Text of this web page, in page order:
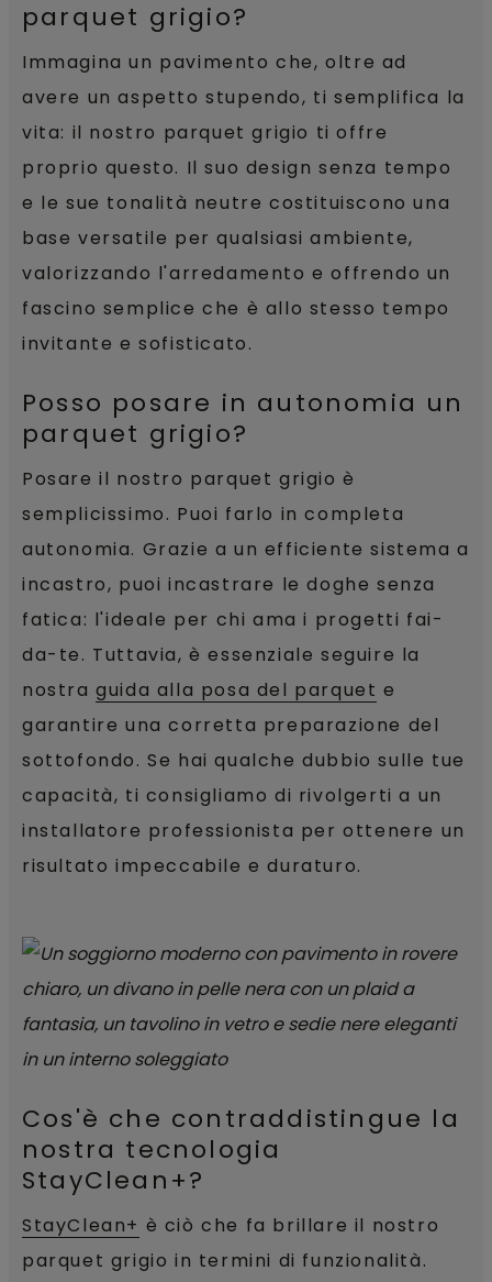
parquet grigio?
Immagina un pavimento che, oltre ad
avere un aspetto stupendo, ti semplifica la
vita: il nostro parquet grigio ti offre
proprio questo. Il suo design senza tempo
e le sue tonalità neutre costituiscono una
base versatile per qualsiasi ambiente,
valorizzando l'arredamento e offrendo un
fascino semplice che è allo stesso tempo
invitante e sofisticato.
Posso posare in autonomia un
parquet grigio?
Posare il nostro parquet grigio è
semplicissimo. Puoi farlo in completa
autonomia. Grazie a un efficiente sistema a
incastro, puoi incastrare le doghe senza
fatica: l'ideale per chi ama i progetti fai-
da-te. Tuttavia, è essenziale seguire la
nostraguida alla posa del parquet e
garantire una corretta preparazione del
sottofondo. Se hai qualche dubbio sulle tue
capacità, ti consigliamo di rivolgerti a un
installatore professionista per ottenere un
risultato impeccabile e duraturo.
Cos'è che contraddistingue la
nostra tecnologia
StayClean+?
StayClean+ è ciò che fa brillare il nostro
parquet grigio in termini di funzionalità.